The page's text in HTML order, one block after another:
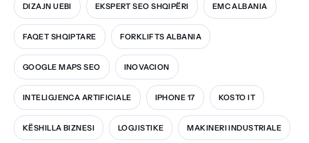
DIZAJN UEBI EKSPERT SEO SHQIPËRI EMC ALBANIA
FAQET SHQIPTARE FORKLIFTS ALBANIA
GOOGLE MAPS SEO INOVACION
INTELIGJENCA ARTIFICIALE IPHONE 17 KOSTO IT
KËSHILLA BIZNESI LOGJISTIKE MAKINERI INDUSTRIALE